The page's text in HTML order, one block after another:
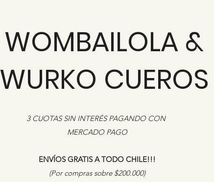
WOMBAILOLA &
WURKO CUEROS
3 CUOTAS SIN INTERÉS PAGANDO CON
MERCADO PAGO
ENVÍOS GRATIS A TODO CHILE!!!
​(Por compras sobre $200.000)